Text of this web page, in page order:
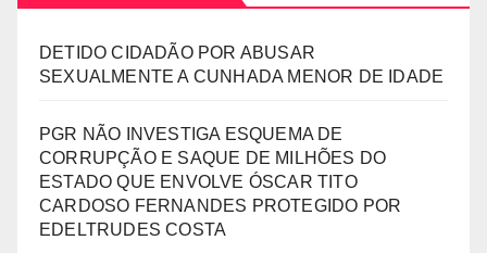
DETIDO CIDADÃO POR ABUSAR
SEXUALMENTE A CUNHADA MENOR DE IDADE
PGR NÃO INVESTIGA ESQUEMA DE
CORRUPÇÃO E SAQUE DE MILHÕES DO
ESTADO QUE ENVOLVE ÓSCAR TITO
CARDOSO FERNANDES PROTEGIDO POR
EDELTRUDES COSTA